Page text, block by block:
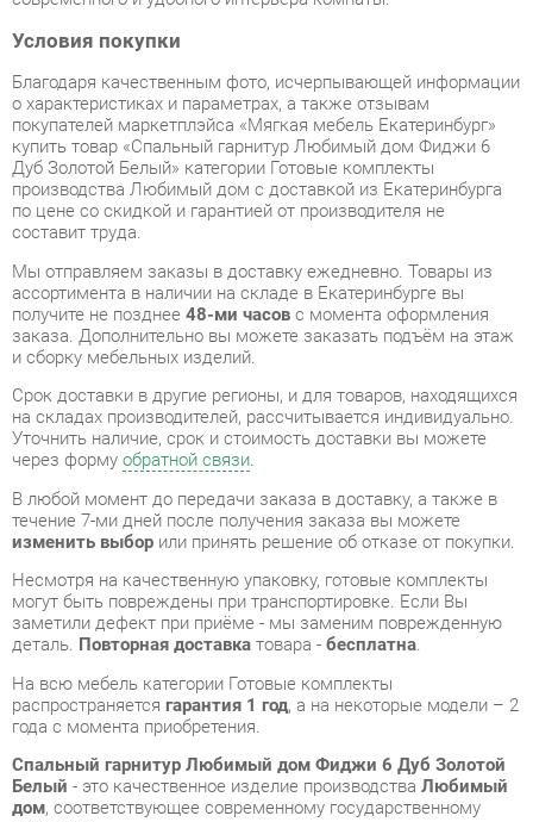
о характеристиках и параметрах, а также отзывам
покупателей маркетплэйса «Мягкая мебель Екатеринбург»
купить товар «Спальный гарнитур Любимый дом Фиджи 6
Дуб Золотой Белый» категории Готовые комплекты
производства Любимый дом с доставкой из Екатеринбурга
по цене со скидкой и гарантией от производителя не
составит труда.
Мы отправляем заказы в доставку ежедневно. Товары из
ассортимента в наличии на складе в Екатеринбурге вы
получите не позднее48-ми часовс момента оформления
заказа. Дополнительно вы можете заказать подъём на этаж
Срок доставки в другие регионы, и для товаров, находящихся
на складах производителей, рассчитывается индивидуально.
Уточнить наличие, срок и стоимость доставки вы можете
через формуобратной связи.
В любой момент до передачи заказа в доставку, а также в
течение 7-ми дней после получения заказа вы можете
изменить выборили принять решение об отказе от покупки.
Несмотря на качественную упаковку, готовые комплекты
могут быть повреждены при транспортировке. Если Вы
заметили дефект при приёме - мы заменим поврежденную
деталь.Повторная доставка товара -бесплатна.
На всю мебель категории Готовые комплекты
распространяетсягарантия 1 год, а на некоторые модели – 2
года с момента приобретения.
Спальный гарнитур Любимый дом Фиджи 6 Дуб Золотой
дом, соответствующее современному государственному
стандарту.
будем рады, если вы оставите отзыв об опыте его
использования, который поможет сориентироваться нашим
будущим покупателям.